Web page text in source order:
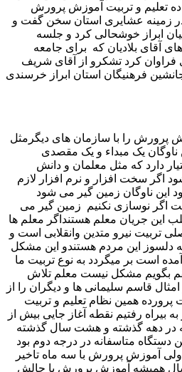
تعلیم و تربیت آموزش پرورش
زمینه عشایری استان سخن گفت و
ابراز خوشحالی کرد و جلسه
آقای بلادیان که برای جامعه
فراوان کرد تشکرو از آقای شریف
فرهنیگان استان ابراز خرسندی
پرورش را با سازمان های دیگرمثل
ناوگان یک مبداء و یک مقصدی
دارد که مثل معلمان و دانش
اگر سخت افزار و نرم افزار لازم
این ناوگان زمین گیر می شود
نوسازی نکنیم زمین گیر می
این جریان معلم هستنداگر معلم ها
تربیت نیرو متدین وانقلابی است و
دلسوز این مردم هستندو این مشکل
است بر میگردد به نوع تربیت ما
بگویم مشکل نیست معلم تلاش
قاسم سلیمانی ها و دیگران را از
همین نظام تعلیم و تربیت
بیراه رفتیم نقطه آغاز جایی بیش از
در دهه گذشته و هشت سال گذشته
متاسفانه در درجه دوم بود
آموزش پرورش با سه ماه تاخیر
همیشه آموزش پرورش با چالش